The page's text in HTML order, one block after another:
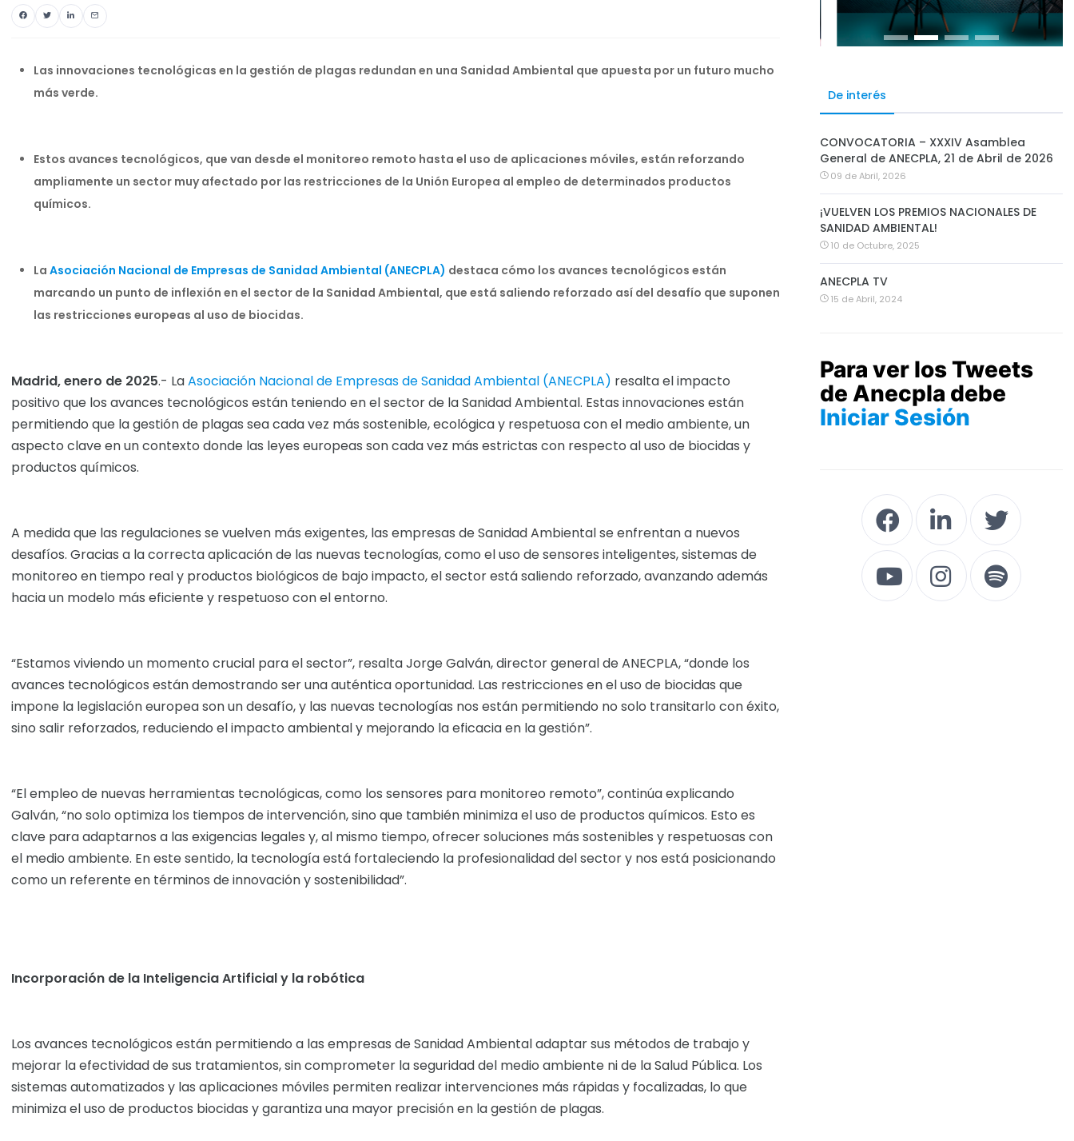
Las innovaciones tecnológicas en la gestión de plagas redundan en una Sanidad Ambiental que apuesta por un futuro mucho
más verde.
Estos avances tecnológicos, que van desde el monitoreo remoto hasta el uso de aplicaciones móviles, están reforzando
ampliamente un sector muy afectado por las restricciones de la Unión Europea al empleo de determinados productos
químicos.
La Asociación Nacional de Empresas de Sanidad Ambiental (ANECPLA) destaca cómo los avances tecnológicos están
marcando un punto de inflexión en el sector de la Sanidad Ambiental, que está saliendo reforzado así del desafío que suponen
las restricciones europeas al uso de biocidas.
Madrid, enero de 2025.- LaAsociación Nacional de Empresas de Sanidad Ambiental (ANECPLA) resalta el impacto
positivo que los avances tecnológicos están teniendo en el sector de la Sanidad Ambiental. Estas innovaciones están
permitiendo que la gestión de plagas sea cada vez más sostenible, ecológica y respetuosa con el medio ambiente, un
aspecto clave en un contexto donde las leyes europeas son cada vez más estrictas con respecto al uso de biocidas y
productos químicos.
A medida que las regulaciones se vuelven más exigentes, las empresas de Sanidad Ambiental se enfrentan a nuevos
desafíos. Gracias a la correcta aplicación de las nuevas tecnologías, como el uso de sensores inteligentes, sistemas de
monitoreo en tiempo real y productos biológicos de bajo impacto, el sector está saliendo reforzado, avanzando además
hacia un modelo más eficiente y respetuoso con el entorno.
“Estamos viviendo un momento crucial para el sector”, resalta Jorge Galván, director general de ANECPLA, “donde los
avances tecnológicos están demostrando ser una auténtica oportunidad. Las restricciones en el uso de biocidas que
impone la legislación europea son un desafío, y las nuevas tecnologías nos están permitiendo no solo transitarlo con éxito,
sino salir reforzados, reduciendo el impacto ambiental y mejorando la eficacia en la gestión”.
“El empleo de nuevas herramientas tecnológicas, como los sensores para monitoreo remoto”, continúa explicando
Galván, “no solo optimiza los tiempos de intervención, sino que también minimiza el uso de productos químicos. Esto es
clave para adaptarnos a las exigencias legales y, al mismo tiempo, ofrecer soluciones más sostenibles y respetuosas con
el medio ambiente. En este sentido, la tecnología está fortaleciendo la profesionalidad del sector y nos está posicionando
como un referente en términos de innovación y sostenibilidad”.
Incorporación de la Inteligencia Artificial y la robótica
Los avances tecnológicos están permitiendo a las empresas de Sanidad Ambiental adaptar sus métodos de trabajo y
mejorar la efectividad de sus tratamientos, sin comprometer la seguridad del medio ambiente ni de la Salud Pública. Los
sistemas automatizados y las aplicaciones móviles permiten realizar intervenciones más rápidas y focalizadas, lo que
minimiza el uso de productos biocidas y garantiza una mayor precisión en la gestión de plagas.
De interés
CONVOCATORIA – XXXIV Asamblea
General de ANECPLA, 21 de Abril de 2026
09 de Abril, 2026
¡VUELVEN LOS PREMIOS NACIONALES DE
SANIDAD AMBIENTAL!
10 de Octubre, 2025
ANECPLA TV
15 de Abril, 2024
Para ver los Tweets
de Anecpla debe
Iniciar Sesión